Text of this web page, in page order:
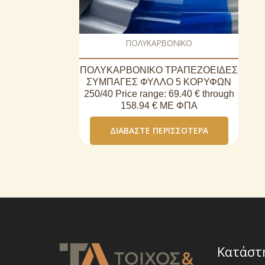
ΠΟΛΥΚΑΡΒΟΝΙΚΟ
ΠΟΛΥΚΑΡΒΟΝΙΚΟ ΤΡΑΠΕΖΟΕΙΔΕΣ
ΣΥΜΠΑΓΕΣ ΦΥΛΛΟ 5 ΚΟΡΥΦΩΝ
250/40 Price range: 69.40 € through
158.94 € ΜΕ ΦΠΑ
ΔΙΑΒΆΣΤΕ ΠΕΡΙΣΣΌΤΕΡΑ